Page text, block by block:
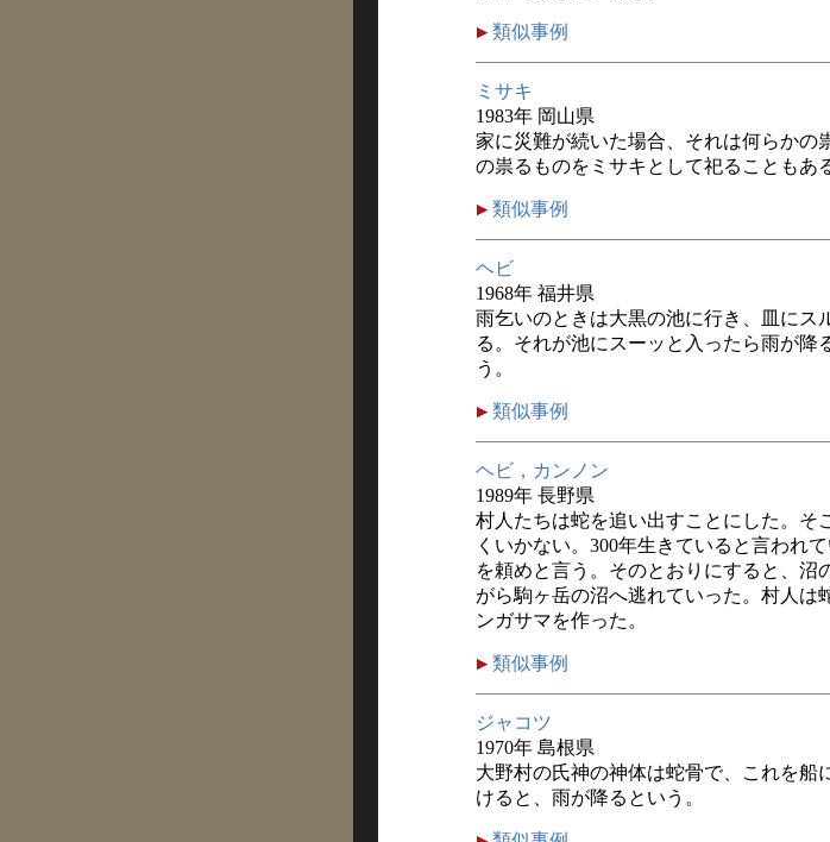
類似事例
ミサキ
1983年 岡山県
家に災難が続いた場合、それは何らかの
の祟るものをミサキとして祀ることもあ
類似事例
ヘビ
1968年 福井県
雨乞いのときは大黒の池に行き、皿にス
る。それが池にスーッと入ったら雨が降
う。
類似事例
ヘビ，カンノン
1989年 長野県
村人たちは蛇を追い出すことにした。そ
くいかない。300年生きていると言われ
を頼めと言う。そのとおりにすると、沼
がら駒ヶ岳の沼へ逃れていった。村人は
ンガサマを作った。
類似事例
ジャコツ
1970年 島根県
大野村の氏神の神体は蛇骨で、これを船
けると、雨が降るという。